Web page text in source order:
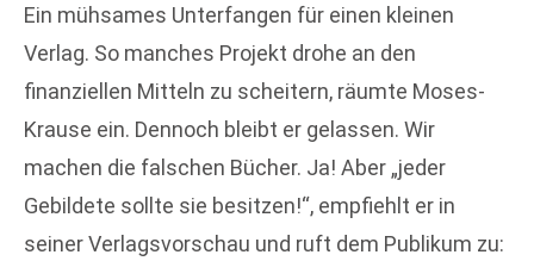
Ein mühsames Unterfangen für einen kleinen
Verlag. So manches Projekt drohe an den
finanziellen Mitteln zu scheitern, räumte Moses-
Krause ein. Dennoch bleibt er gelassen. Wir
machen die falschen Bücher. Ja! Aber „jeder
Gebildete sollte sie besitzen!“, empfiehlt er in
seiner Verlagsvorschau und ruft dem Publikum zu: